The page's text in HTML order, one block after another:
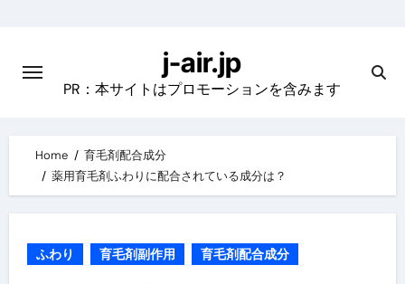
content
j-air.jp
PR：本サイトはプロモーションを含みます
Home
育毛剤配合成分
薬用育毛剤ふわりに配合されている成分は？
ふわり 育毛剤副作用 育毛剤配合成分